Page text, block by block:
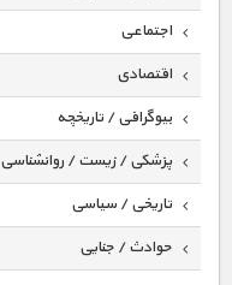
اجتماعی
اقتصادی
بیوگرافی / تاریخچه
پزشکی / زیست / روانشناسی
تاریخی / سیاسی
حوادث / جنایی